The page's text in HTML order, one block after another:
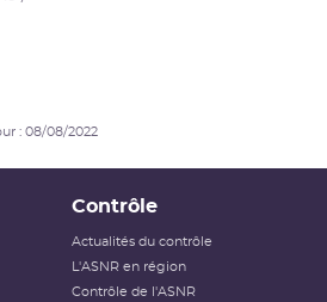
: 08/08/2022
Contrôle
Actualités du contrôle
L'ASNR en région
Contrôle de l'ASNR